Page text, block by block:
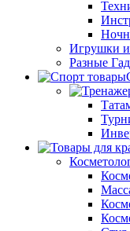
Игрушки и
Разные